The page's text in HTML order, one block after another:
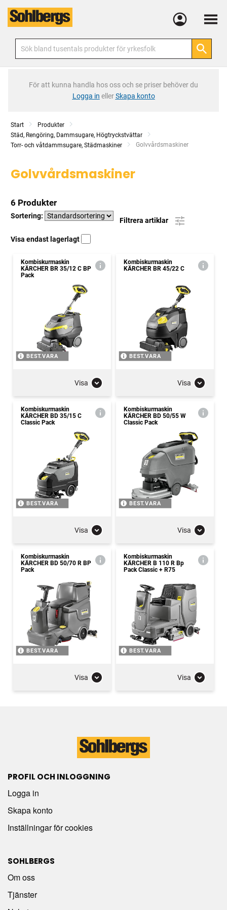
Meny
För att kunna handla hos oss och se priser behöver du
Logga in ellerSkapa konto
Start
Produkter
Städ, Rengöring, Dammsugare, Högtryckstvättar
Torr- och våtdammsugare, Städmaskiner
Current:
Golvvårdsmaskiner
Golvvårdsmaskiner
6 Produkter
Sortering:
Filtrera artiklar
Visa endast lagerlagt
Kombiskurmaskin
KÄRCHER BR 35/12 C BP
Pack
BEST.VARA
Visa
Kombiskurmaskin
KÄRCHER BR 45/22 C
BEST.VARA
Visa
Kombiskurmaskin
KÄRCHER BD 35/15 C
Classic Pack
BEST.VARA
Visa
Kombiskurmaskin
KÄRCHER BD 50/55 W
Classic Pack
BEST.VARA
Visa
Kombiskurmaskin
KÄRCHER BD 50/70 R BP
Pack
BEST.VARA
Visa
Kombiskurmaskin
KÄRCHER B 110 R Bp
Pack Classic + R75
BEST.VARA
Visa
PROFIL OCH INLOGGNING
Logga in
Skapa konto
Inställningar för cookies
SOHLBERGS
Om oss
Tjänster